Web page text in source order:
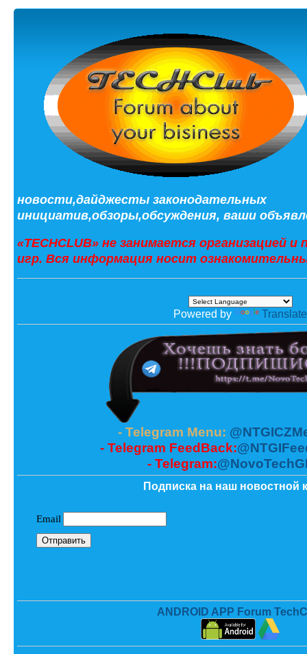
новости,дайджесты законодательных
инициатив,обзоры,обсуждения, ваши
«TECHCLUB» не занимается организацией
игр. Вся информация носит
Powered by Translate
- Telegram Menu:
- Telegram FeedBack:
- Telegram:
Подписка на наш новостной
ANDROID APP Forum